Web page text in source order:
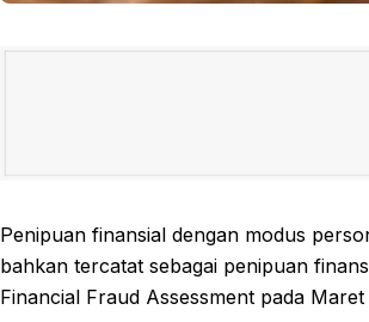
Penipuan finansial dengan modus
bahkan tercatat sebagai penipuan
Financial Fraud Assessment pada Maret